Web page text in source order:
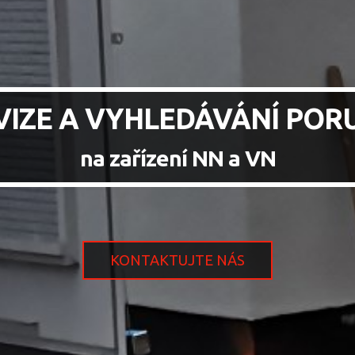
A VYHLEDÁVÁNÍ
na zařízení NN a VN
KONTAKTUJTE NÁS